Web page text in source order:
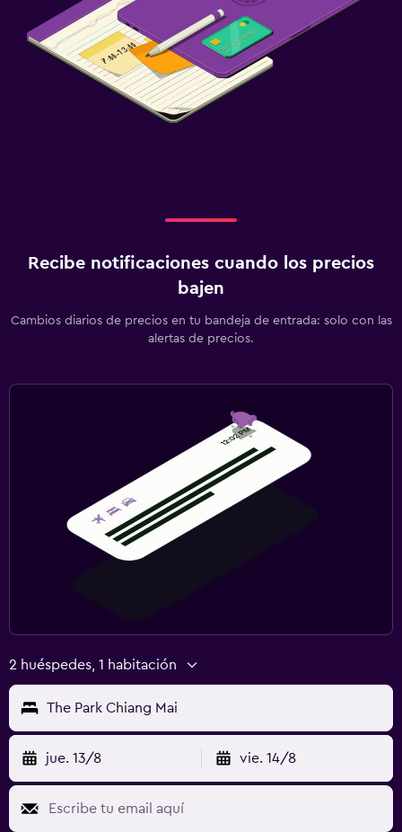
Recibe notificaciones cuando los precios
bajen
Cambios diarios de precios en tu bandeja de entrada: solo con las
alertas de precios.
2 huéspedes, 1 habitación
The Park Chiang Mai
jue. 13/8 vie. 14/8